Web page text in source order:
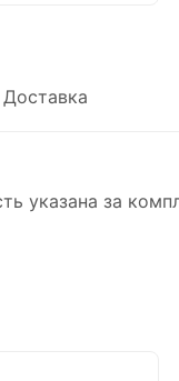
Доставка
указана за